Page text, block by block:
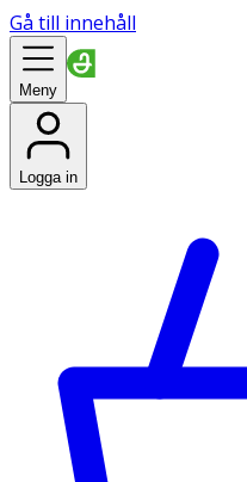
Gå till innehåll
Meny
Logga in